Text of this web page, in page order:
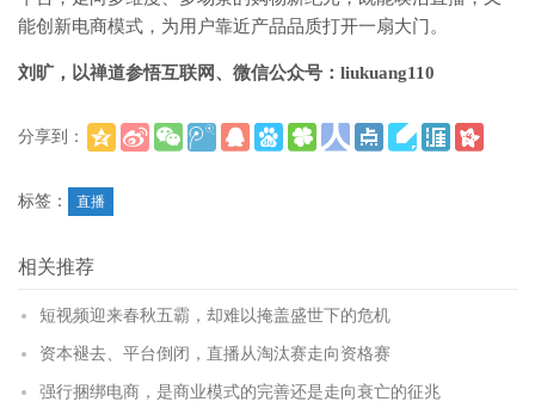
能创新电商模式，为用户靠近产品品质打开一扇大门。
刘旷，以禅道参悟互联网、微信公众号：liukuang110
分享到：
标签：
直播
相关推荐
短视频迎来春秋五霸，却难以掩盖盛世下的危机
资本褪去、平台倒闭，直播从淘汰赛走向资格赛
强行捆绑电商，是商业模式的完善还是走向衰亡的征兆